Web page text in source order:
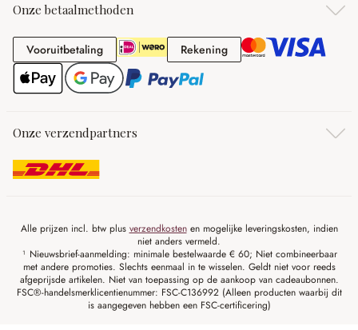
Onze betaalmethoden
VooruitbetalingVooruitbetaling RekeningRekening
Onze verzendpartners
Alle prijzen incl. btw plus verzendkostenen mogelijke leveringskosten, indien
niet anders vermeld.
¹ Nieuwsbrief-aanmelding: minimale bestelwaarde € 60; Niet combineerbaar
met andere promoties. Slechts eenmaal in te wisselen. Geldt niet voor reeds
afgeprijsde artikelen. Niet van toepassing op de aankoop van cadeaubonnen.
FSC®-handelsmerklicentienummer: FSC-C136992 (Alleen producten waarbij dit
is aangegeven hebben een FSC-certificering)